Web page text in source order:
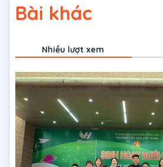
Bài khác
Nhiều lượt xem